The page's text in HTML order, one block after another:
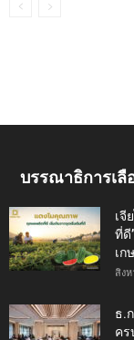
บรรณาธิการเลื
เจี
ที่ดี
เก
สิง
ธ.
คร